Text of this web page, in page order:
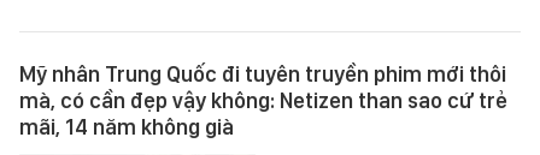
Mỹ nhân Trung Quốc đi tuyên truyền phim mới thôi
mà, có cần đẹp vậy không: Netizen than sao cứ trẻ
mãi, 14 năm không già